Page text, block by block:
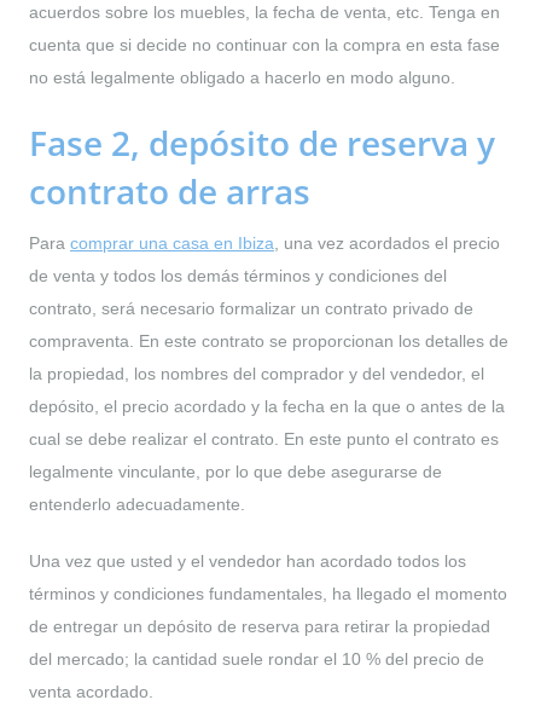
acuerdos sobre los muebles, la fecha de venta, etc. Tenga en
cuenta que si decide no continuar con la compra en esta fase
no está legalmente obligado a hacerlo en modo alguno.
Fase 2, depósito de reserva y
contrato de arras
Para comprar una casa en Ibiza , una vez acordados el precio
de venta y todos los demás términos y condiciones del
contrato, será necesario formalizar un contrato privado de
compraventa. En este contrato se proporcionan los detalles de
la propiedad, los nombres del comprador y del vendedor, el
depósito, el precio acordado y la fecha en la que o antes de la
cual se debe realizar el contrato. En este punto el contrato es
legalmente vinculante, por lo que debe asegurarse de
entenderlo adecuadamente.
Una vez que usted y el vendedor han acordado todos los
términos y condiciones fundamentales, ha llegado el momento
de entregar un depósito de reserva para retirar la propiedad
del mercado; la cantidad suele rondar el 10 % del precio de
venta acordado.